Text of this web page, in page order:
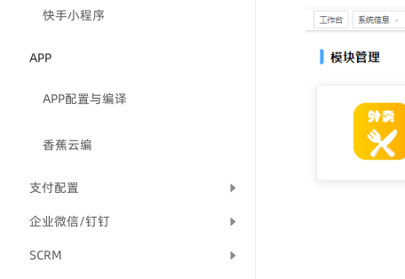
快手小程序
APP
APP配置与编译
香蕉云编
支付配置
企业微信/钉钉
SCRM